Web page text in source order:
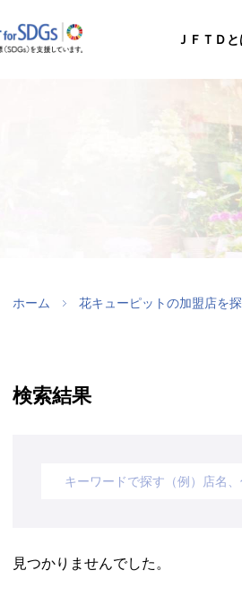
ＪＦＴＤ
ホーム 花キューピットの加盟店を
検索結果
見つかりませんでした。